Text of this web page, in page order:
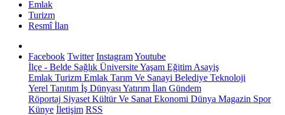
Emlak
Turizm
Resmî İlan
Facebook Twitter InstagramYoutube
İlçe - Belde Sağlık ÜniversiteYaşam Eğitim Asayiş
Emlak Turizm Emlak Tarım Ve Sanayi Belediye Teknoloji
Yerel Tanıtım İş Dünyası Yatırım İlan Gündem
Röportaj Siyaset Kültür Ve Sanat Ekonomi Dünya Magazin Spor
Künye İletişim RSS